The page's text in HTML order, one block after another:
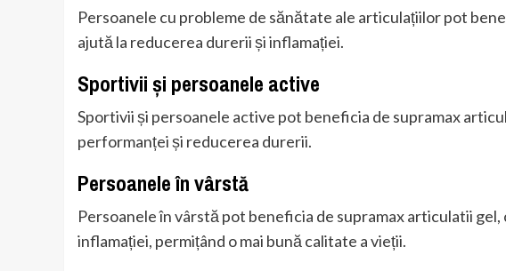
Persoanele cu probleme de sănătate ale articulațiilor pot
ajută la reducerea durerii și inflamației.
Sportivii și persoanele active
Sportivii și persoanele active pot beneficia de supramax
performanței și reducerea durerii.
Persoanele în vârstă
Persoanele în vârstă pot beneficia de supramax articulatii
inflamației, permițând o mai bună calitate a vieții.